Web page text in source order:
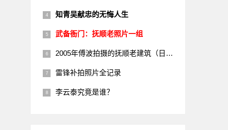
知青吴献忠的无悔人生
武备衙门：抚顺老照片一组
2005年傅波拍摄的抚顺老建筑（日本楼）
雷锋补拍照片全记录
李云泰究竟是谁？